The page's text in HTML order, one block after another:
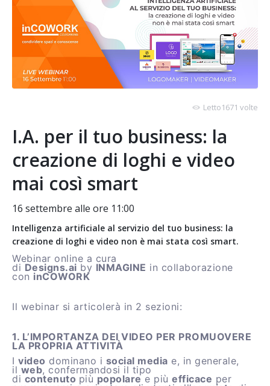
Letto1671 volte
I.A. per il tuo business: la
creazione di loghi e video
mai così smart
16 settembre alle ore 11:00
Intelligenza artificiale al servizio del tuo business: la
creazione di loghi e video non è mai stata così smart.
Webinar online a cura
di Designs.ai by INMAGINE in collaborazione
con inCOWORK
Il webinar si articolerà in 2 sezioni:
1. L’IMPORTANZA DEI VIDEO PER PROMUOVERE
LA PROPRIA ATTIVITÀ
I video dominano i social media e, in generale,
il web, confermandosi il tipo
di contenuto più popolare e più efficace per